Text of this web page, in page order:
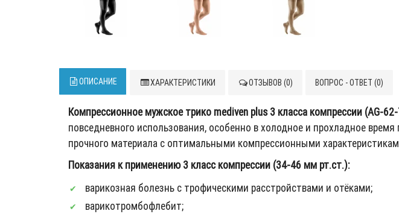
ОПИСАНИЕ ХАРАКТЕРИСТИКИ ОТЗЫВОВ (0) ВОПРОС - ОТВЕТ (0)
Компрессионное мужское трико mediven plus 3 класса компрессии (AG-
повседневного использования, особенно в холодное и прохладное
прочного материала с оптимальными компрессионными
Показания к применению 3 класс компрессии (34-46 мм рт.ст.):
варикозная болезнь с трофическими расстройствами и отёками;
варикотромбофлебит;